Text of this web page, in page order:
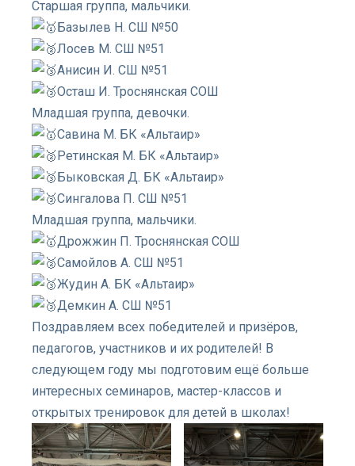
Старшая группа, мальчики.
Базылев Н. СШ №50
Лосев М. СШ №51
Анисин И. СШ №51
Осташ И. Троснянская СОШ
Младшая группа, девочки.
Савина М. БК «Альтаир»
Ретинская М. БК «Альтаир»
Быковская Д. БК «Альтаир»
Сингалова П. СШ №51
Младшая группа, мальчики.
Дрожжин П. Троснянская СОШ
Самойлов А. СШ №51
Жудин А. БК «Альтаир»
Демкин А. СШ №51
Поздравляем всех победителей и призёров,
педагогов, участников и их родителей! В
следующем году мы подготовим ещё больше
интересных семинаров, мастер-классов и
открытых тренировок для детей в школах!